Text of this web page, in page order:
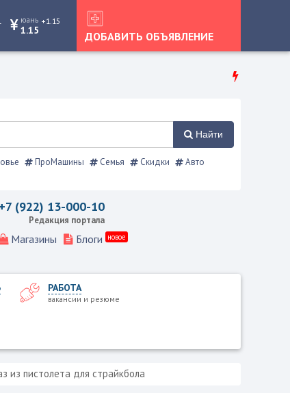
юань
1.15
+1.15
ДОБАВИТЬ ОБЪЯВЛЕНИЕ
справочник
Найти
ПроМашины Семья Скидки Авто
+7 (922) 13-000-10
Редакция портала
Магазины Блоги новое
РАБОТА
вакансии и резюме
из пистолета для страйкбола